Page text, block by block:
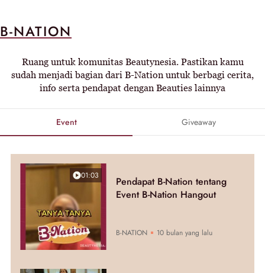
B-NATION
Ruang untuk komunitas Beautynesia. Pastikan kamu
sudah menjadi bagian dari B-Nation untuk berbagi cerita,
info serta pendapat dengan Beauties lainnya
Event Giveaway
01:03
Pendapat B-Nation tentang
Event B-Nation Hangout
B-NATION 10 bulan yang lalu